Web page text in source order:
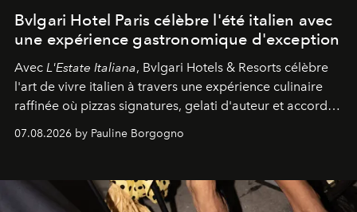
Bvlgari Hotel Paris célèbre l'été italien avec
une expérience gastronomique d'exception
Avec L'Estate Italiana, Bvlgari Hotels & Resorts célèbre
l'art de vivre italien à travers une expérience culinaire
raffinée où pizzas signatures, gelati d'auteur et accords
d'exception composent un véritable voyage sensoriel.
07.08.2026 by Pauline Borgogno